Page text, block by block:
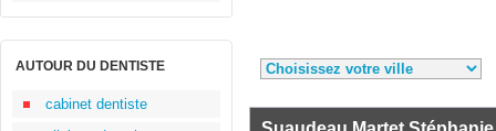
AUTOUR DU DENTISTE
cabinet dentiste